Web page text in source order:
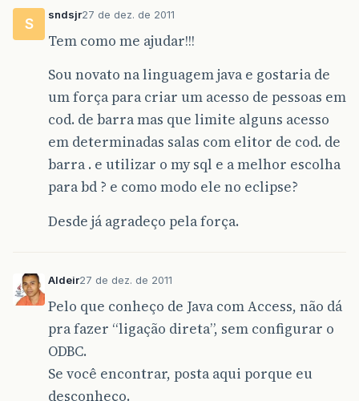
S
sndsjr27 de dez. de 2011
Tem como me ajudar!!!
Sou novato na linguagem java e gostaria de
um força para criar um acesso de pessoas em
cod. de barra mas que limite alguns acesso
em determinadas salas com elitor de cod. de
barra . e utilizar o my sql e a melhor escolha
para bd ? e como modo ele no eclipse?
Desde já agradeço pela força.
Aldeir27 de dez. de 2011
Pelo que conheço de Java com Access, não dá
pra fazer “ligação direta”, sem configurar o
ODBC.
Se você encontrar, posta aqui porque eu
desconheço.